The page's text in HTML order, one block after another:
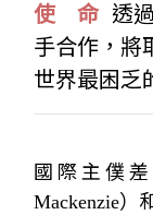
使 命 透
手合作，將
世界最困乏
國際主僕
Mackenzie）